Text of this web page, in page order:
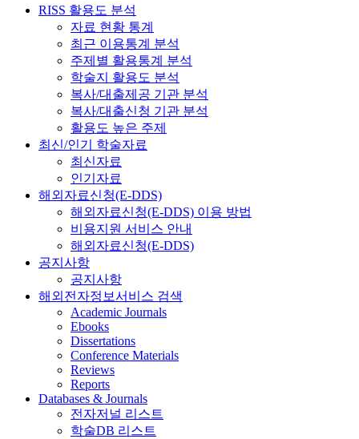
RISS 활용도 분석
자료 현황 통계
최근 이용통계 분석
주제별 활용통계 분석
학술지 활용도 분석
복사/대출제공 기관 분석
복사/대출신청 기관 분석
활용도 높은 주제
최신/인기 학술자료
최신자료
인기자료
해외자료신청(E-DDS)
해외자료신청(E-DDS) 이용 방법
비용지원 서비스 안내
해외자료신청(E-DDS)
공지사항
공지사항
해외전자정보서비스 검색
Academic Journals
Ebooks
Dissertations
Conference Materials
Reviews
Reports
Databases & Journals
전자저널 리스트
학술DB 리스트